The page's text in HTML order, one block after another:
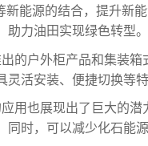
能源的结合，提升新
力油田实现绿色转型。
户外柜产品和集装
活安装、便捷切换等
也展现出了巨大的
时，可以减少化石能